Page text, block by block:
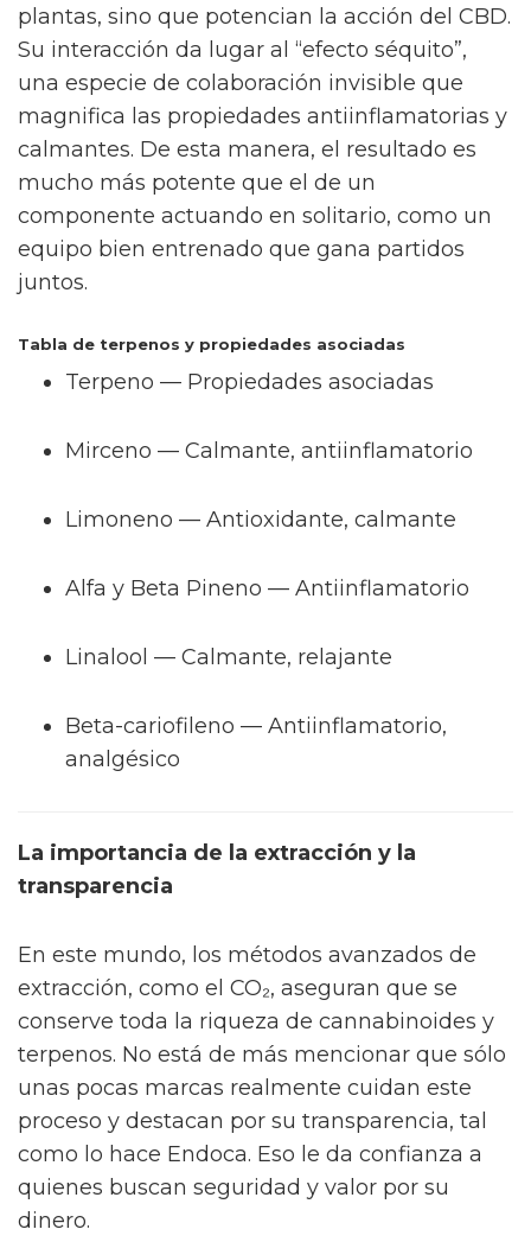
plantas, sino que potencian la acción del CBD.
Su interacción da lugar al “efecto séquito”,
una especie de colaboración invisible que
magnifica las propiedades antiinflamatorias y
calmantes. De esta manera, el resultado es
mucho más potente que el de un
componente actuando en solitario, como un
equipo bien entrenado que gana partidos
juntos.
Tabla de terpenos y propiedades asociadas
Terpeno — Propiedades asociadas
Mirceno — Calmante, antiinflamatorio
Limoneno — Antioxidante, calmante
Alfa y Beta Pineno — Antiinflamatorio
Linalool — Calmante, relajante
Beta-cariofileno — Antiinflamatorio,
analgésico
La importancia de la extracción y la
transparencia
En este mundo, los métodos avanzados de
extracción, como el CO₂, aseguran que se
conserve toda la riqueza de cannabinoides y
terpenos. No está de más mencionar que sólo
unas pocas marcas realmente cuidan este
proceso y destacan por su transparencia, tal
como lo hace Endoca. Eso le da confianza a
quienes buscan seguridad y valor por su
dinero.